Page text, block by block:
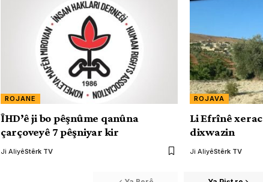
ROJANE
ÎHD’ê ji bo pêşnûme qanûna
çarçoveyê 7 pêşniyar kir
Ji AliyêStêrk TV
ROJAVA
Li Efrînê
dixwazin
Ji AliyêStêrk TV